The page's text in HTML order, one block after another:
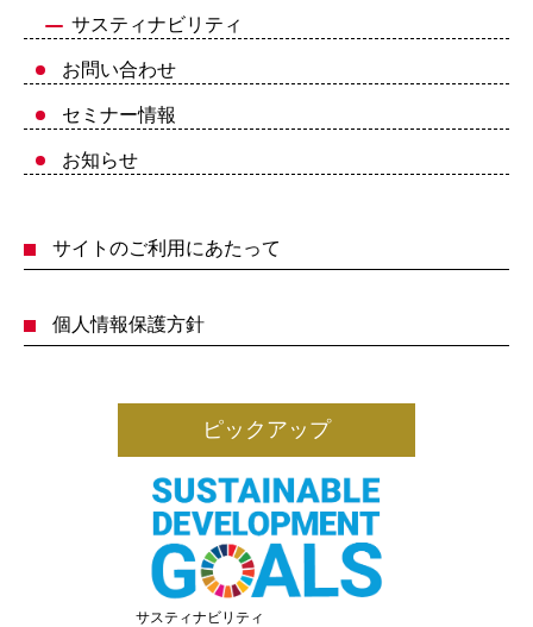
サスティナビリティ
お問い合わせ
セミナー情報
お知らせ
サイトのご利用にあたって
個人情報保護方針
ピックアップ
サスティナビリティ